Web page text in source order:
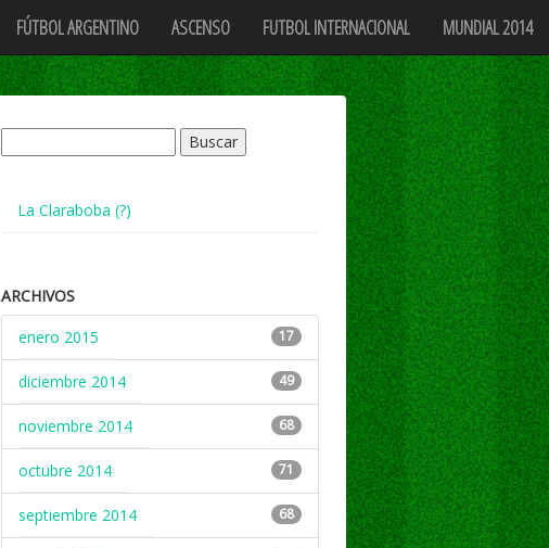
FÚTBOL ARGENTINO ASCENSO FUTBOL INTERNACIONAL MUNDIAL 2014
La Claraboba (?)
ARCHIVOS
enero 2015
17
diciembre 2014 49
noviembre 2014 68
octubre 2014 71
septiembre 2014 68